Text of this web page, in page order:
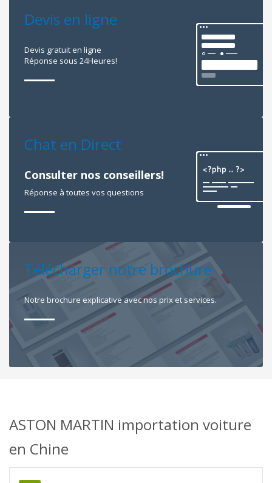
Devis en ligne
Devis gratuit en ligne
Réponse sous 24Heures!
Chat en Direct
Consulter nos conseillers!
Réponse à toutes vos questions
Télécharger notre brochure
Notre brochure explicative avec nos prix et services.
ASTON MARTIN importation voiture
en Chine